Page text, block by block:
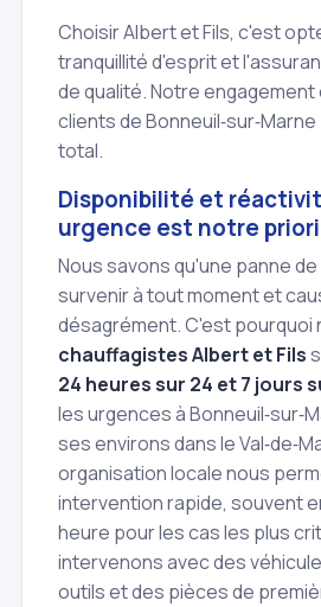
Choisir Albert et Fils, c'est
tranquillité d'esprit et
de qualité. Notre
clients de
total.
Disponibilité et
urgence est notre
Nous savons qu'une panne
survenir à tout moment et
désagrément. C'est pourquoi
chauffagistes Albert et Fils
24 heures sur 24 et 7 jours
les urgences à
ses environs dans le
organisation locale nous
intervention rapide, souvent
heure pour les cas les plus
intervenons avec des
outils et des pièces de